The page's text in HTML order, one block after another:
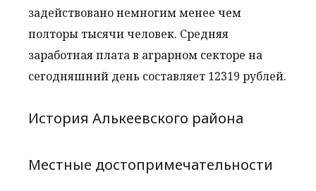
задействовано немногим менее чем
полторы тысячи человек. Средняя
заработная плата в аграрном секторе на
сегодняшний день составляет 12319 рублей.
История Алькеевского района
Местные достопримечательности